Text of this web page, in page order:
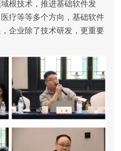
根技术，推进基础软件发
疗等等多个方向，基础软件
企业除了技术研发，更重要